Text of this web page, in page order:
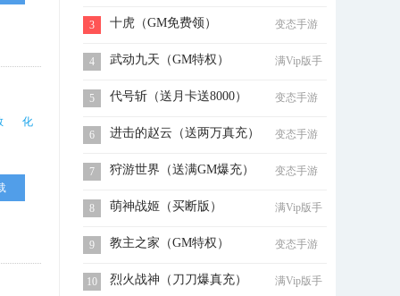
化
3 十虎（GM免费领） 变态手游
4 武动九天（GM特权）
满Vip版手
5
代号斩（送月卡送8000） 变态手游
6 进击的赵云（送两万真充） 变态手游
7 狩游世界（送满GM爆充） 变态手游
8 萌神战姬（买断版）
满Vip版手
9
教主之家（GM特权） 变态手游
10 烈火战神（刀刀爆真充）
满Vip版手